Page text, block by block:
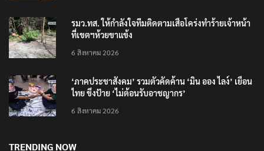
รมว.ทส. ให้กำลังใจทีมติดตามเสือโคร่งทำร้ายเจ้าหน้า
ที่เขตฯห้วยขาแข้ง
6 สิงหาคม 2026
‘ภาคประชาสังคม’ รวมตัวคัดค้าน ‘มิน ออง ไลง์’ เยือน
ไทย ขึงป้าย ‘ไม่ต้อนรับอาชญากร’
6 สิงหาคม 2026
TRENDING NOW